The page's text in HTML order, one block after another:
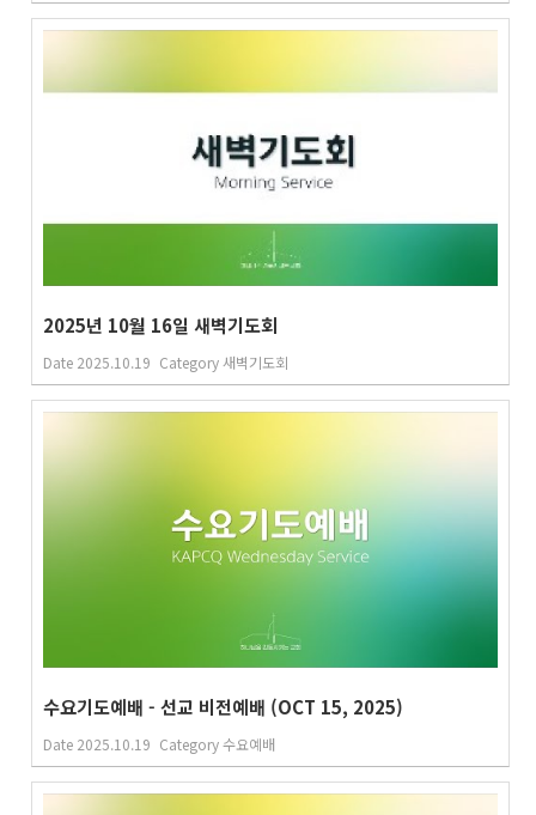
2025년 10월 16일 새벽기도회
Date 2025.10.19 Category새벽기도회
수요기도예배 - 선교 비전예배 (OCT 15, 2025)
Date 2025.10.19 Category수요예배